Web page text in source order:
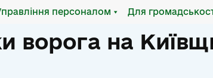
персоналом Для
ворога на